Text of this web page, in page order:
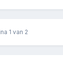
1 van 2